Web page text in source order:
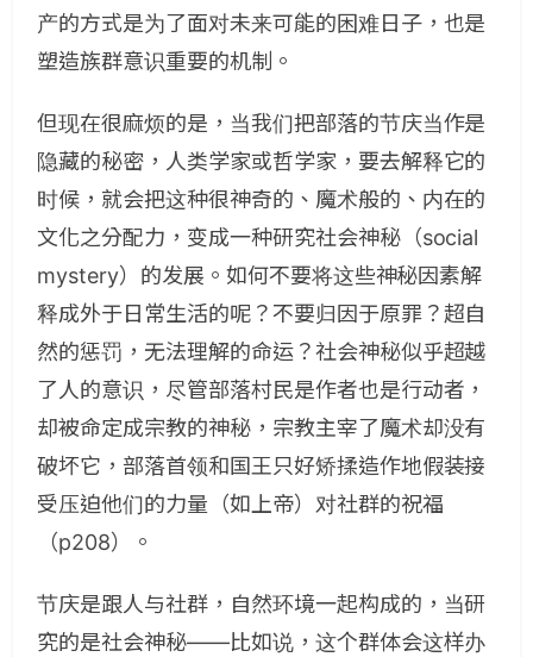
产的方式是为了面对未来可能的困难日子，也是
塑造族群意识重要的机制。
但现在很麻烦的是，当我们把部落的节庆当作是
隐藏的秘密，人类学家或哲学家，要去解释它的
时候，就会把这种很神奇的、魔术般的、内在的
文化之分配力，变成一种研究社会神秘（social
mystery）的发展。如何不要将这些神秘因素解
释成外于日常生活的呢？不要归因于原罪？超自
然的惩罚，无法理解的命运？社会神秘似乎超越
了人的意识，尽管部落村民是作者也是行动者，
却被命定成宗教的神秘，宗教主宰了魔术却没有
破坏它，部落首领和国王只好矫揉造作地假装接
受压迫他们的力量（如上帝）对社群的祝福
（p208）。
节庆是跟人与社群，自然环境一起构成的，当研
究的是社会神秘——比如说，这个群体会这样办